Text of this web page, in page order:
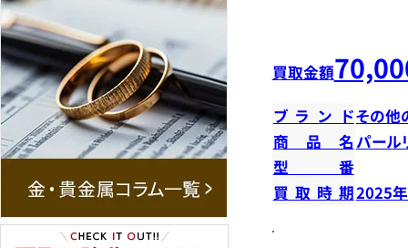
買取金額
ブランドその他
商品名 パール
型番
買取時期2025